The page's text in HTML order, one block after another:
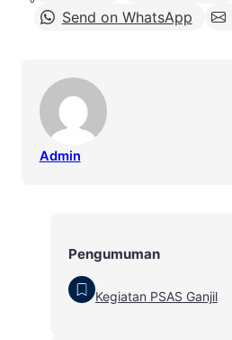
Send on WhatsApp
Admin
Pengumuman
Kegiatan PSAS Ganjil